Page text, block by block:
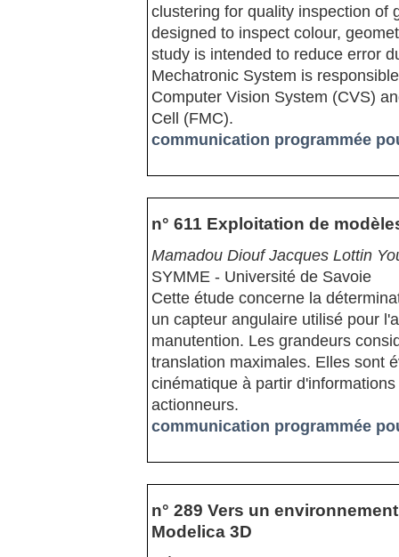
clustering for quality inspection of
designed to inspect colour,
study is intended to reduce error
Mechatronic System is
Computer Vision System (CVS)
Cell (FMC).
communication programmée
n° 611 Exploitation de
Mamadou Diouf Jacques Lottin
SYMME - Université de Savoie
Cette étude concerne la
un capteur angulaire utilisé pour
manutention. Les grandeurs
translation maximales. Elles sont
cinématique à partir
actionneurs.
communication programmée
n° 289 Vers un
Modelica 3D